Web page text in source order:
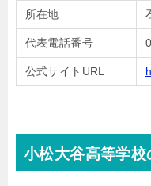
所在地
代表電話番号
公式サイトURL
小松大谷高等学